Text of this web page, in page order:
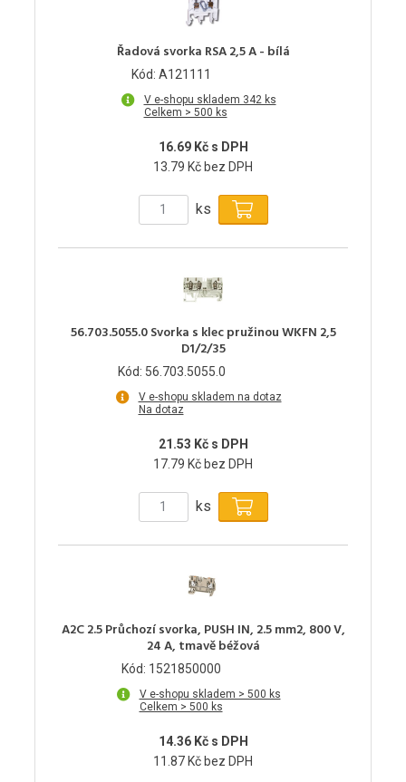
Řadová svorka RSA 2,5 A - bílá
Kód: A121111
V e-shopu skladem 342 ks
Celkem > 500 ks
16.69 Kč s DPH
13.79 Kč bez DPH
ks
56.703.5055.0 Svorka s klec pružinou WKFN 2,5
D1/2/35
Kód: 56.703.5055.0
V e-shopu skladem na dotaz
Na dotaz
21.53 Kč s DPH
17.79 Kč bez DPH
ks
A2C 2.5 Průchozí svorka, PUSH IN, 2.5 mm2, 800 V,
24 A, tmavě béžová
Kód: 1521850000
V e-shopu skladem > 500 ks
Celkem > 500 ks
14.36 Kč s DPH
11.87 Kč bez DPH